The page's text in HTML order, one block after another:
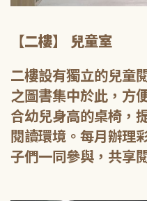
【二樓】 兒童室
二樓設有獨立的兒童
之圖書集中於此，方
合幼兒身高的桌椅，
閱讀環境。每月辦理
子們一同參與，共享